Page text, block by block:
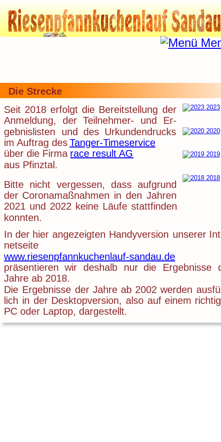
Seit 2018 erfolgt die Bereitstellung der
Anmeldung,
der Teilnehmer- und Er-
gebnislisten
und des Urkundendrucks
im Auftrag des Tanger-Timeservice
über die Firma race result AG
aus Pfinztal.
Bitte nicht vergessen, dass aufgrund
der Coronamaßnahmen in den Jahren
2021 und 2022 keine Läufe stattfinden
konnten.
In der hier angezeigten Handyversion unserer
netseite
www.riesenpfannkuchenlauf-sandau.de
präsentieren wir deshalb nur die Ergebnisse
Jahre ab 2018.
Die Ergebnisse der Jahre ab 2002 werden
lich in der Desktopversion, also auf einem
PC oder Laptop, dargestellt.
Die Strecke